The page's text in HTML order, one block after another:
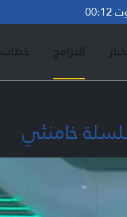
البرامج خطاب
خامنئي